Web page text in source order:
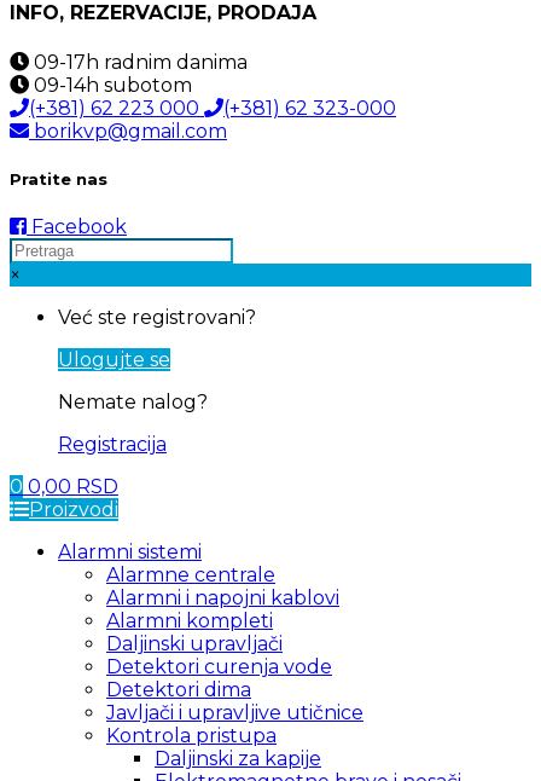
INFO, REZERVACIJE, PRODAJA
09-17h radnim danima
09-14h subotom
(+381) 62 223 000
(+381) 62 323-000
borikvp@gmail.com
Pratite nas
Facebook
×
Već ste registrovani?
Ulogujte se
Nemate nalog?
Registracija
0 0,00 RSD
Proizvodi
Alarmni sistemi
Alarmne centrale
Alarmni i napojni kablovi
Alarmni kompleti
Daljinski upravljači
Detektori curenja vode
Detektori dima
Javljači i upravljive utičnice
Kontrola pristupa
Daljinski za kapije